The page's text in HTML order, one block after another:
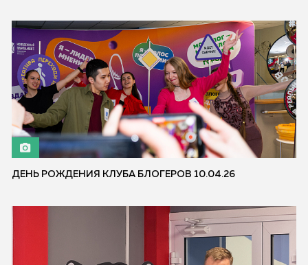
ДЕНЬ РОЖДЕНИЯ КЛУБА БЛОГЕРОВ 10.04.26